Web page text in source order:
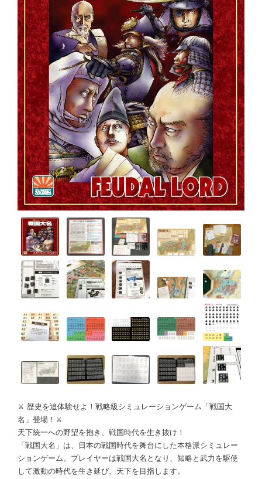
⚔️ 歴史を追体験せよ！戦略級シミュレーションゲーム「戦国大
名」登場！⚔️
天下統一への野望を抱き、戦国時代を生き抜け！
「戦国大名」は、日本の戦国時代を舞台にした本格派シミュレー
ションゲーム。プレイヤーは戦国大名となり、知略と武力を駆使
して激動の時代を生き延び、天下を目指します。